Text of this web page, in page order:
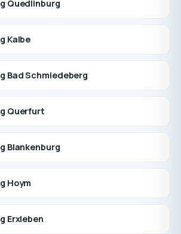
Quedlinburg
Kalbe
Bad Schmiedeberg
Querfurt
Blankenburg
Hoym
Erxleben